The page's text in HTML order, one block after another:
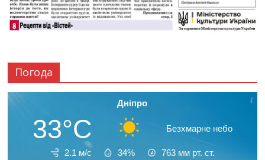
Погода
Дніпро
33°C Безхмарне небо
2.1 м/с 34% 763 мм рт. ст.